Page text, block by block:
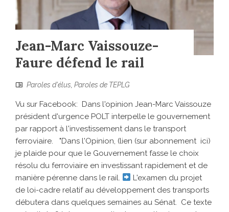
Jean-Marc Vaissouze-
Faure défend le rail
Paroles d'élus Paroles de TEPLG
Vu sur Facebook: Dans l'opinion Jean-Marc Vaissouze
président d'urgence POLT interpelle le gouvernement
par rapport à l'investissement dans le transport
ferroviaire. "Dans l'Opinion, (lien (sur abonnement ici)
je plaide pour que le Gouvernement fasse le choix
résolu du ferroviaire en investissant rapidement et de
manière pérenne dans le rail.
L'examen du projet
de loi-cadre relatif au développement des transports
débutera dans quelques semaines au Sénat. Ce texte